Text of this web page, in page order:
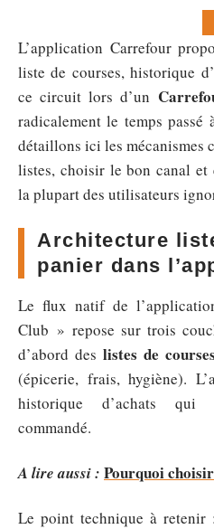
L’application Carrefour
liste de courses, historique
ce circuit lors d’un
radicalement le temps passé
détaillons ici les mécanismes
listes, choisir le bon canal
la plupart des utilisateurs
Architecture
panier dans
Le flux natif de
Club » repose sur trois
d’abord des listes de
(épicerie, frais, hygiène).
historique d’achats qui
commandé.
A lire aussi : Pourquoi
Le point technique à retenir